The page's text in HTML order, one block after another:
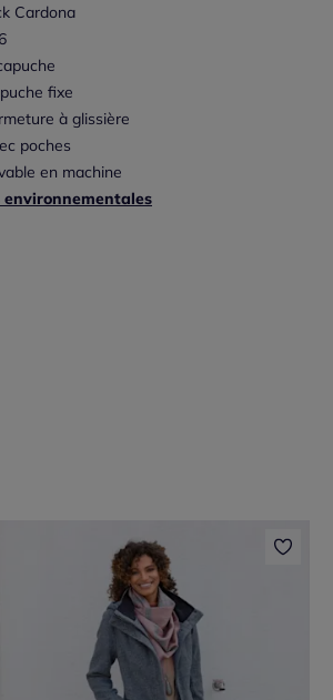
Cardona
fixe
à glissière
poches
en machine